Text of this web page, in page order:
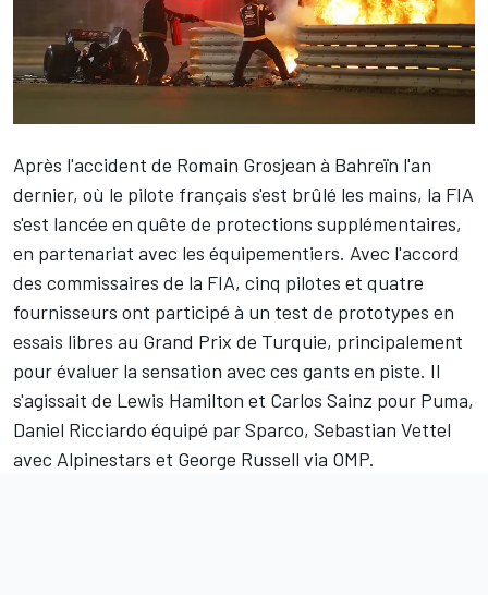
Après l'accident de Romain Grosjean à Bahreïn l'an
dernier, où le pilote français s'est brûlé les mains, la FIA
s'est lancée en quête de protections supplémentaires,
en partenariat avec les équipementiers. Avec l'accord
des commissaires de la FIA, cinq pilotes et quatre
fournisseurs ont participé à un test de prototypes en
essais libres au Grand Prix de Turquie, principalement
pour évaluer la sensation avec ces gants en piste. Il
s'agissait de Lewis Hamilton et Carlos Sainz pour Puma,
Daniel Ricciardo équipé par Sparco, Sebastian Vettel
avec Alpinestars et George Russell via OMP.